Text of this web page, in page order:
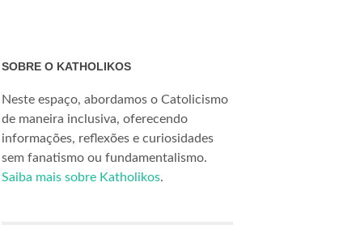
SOBRE O KATHOLIKOS
Neste espaço, abordamos o Catolicismo
de maneira inclusiva, oferecendo
informações, reflexões e curiosidades
sem fanatismo ou fundamentalismo.
Saiba mais sobre Katholikos.